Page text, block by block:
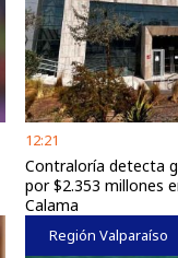
12:21
Contraloría detecta
por $2.353 millones
Calama
Región Valparaíso